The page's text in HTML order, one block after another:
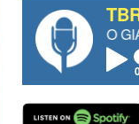
GIANETTI,